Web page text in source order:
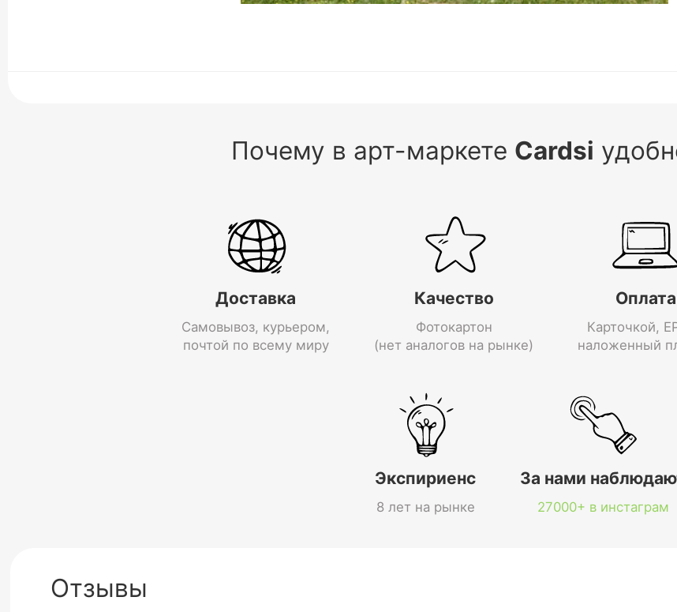
Почему в арт-маркете Cardsi
Доставка
Самовывоз, курьером,
почтой по всему миру
Качество
Фотокартон
(нет аналогов на рынке)
Оплата
Карточкой,
наложенный
Экспириенс
8 лет на рынке
За нами
27000+ в инстаграм
Отзывы